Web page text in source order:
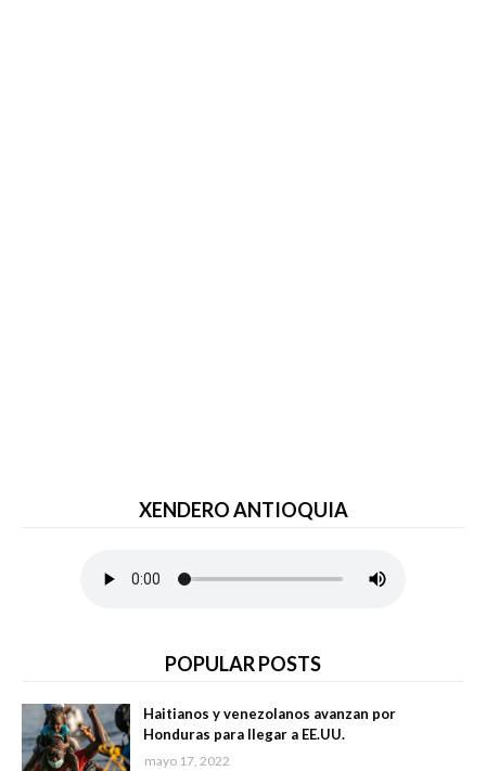
XENDERO ANTIOQUIA
POPULAR POSTS
Haitianos y venezolanos avanzan por
Honduras para llegar a EE.UU.
mayo 17, 2022